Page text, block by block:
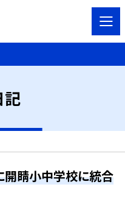
記
開睛小中学校に統合